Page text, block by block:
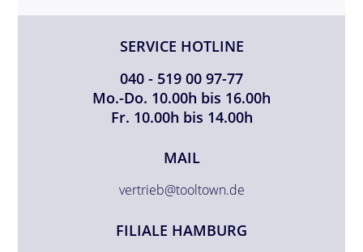
SERVICE HOTLINE
040 - 519 00 97-77
Mo.-Do. 10.00h bis 16.00h
Fr. 10.00h bis 14.00h
MAIL
vertrieb@tooltown.de
FILIALE HAMBURG